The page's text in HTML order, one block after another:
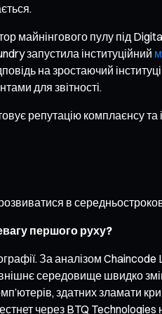
майнінгового пулу під
запустила інституційний
на зростаючий
для звітності.
репутацію комплаєнсу та
в
першого руху?
За аналізом Chaincode
середовище швидко
здатних зламати
через BTQ